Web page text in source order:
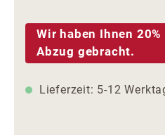
Wir haben Ihnen
Abzug gebracht.
Lieferzeit: 5-12